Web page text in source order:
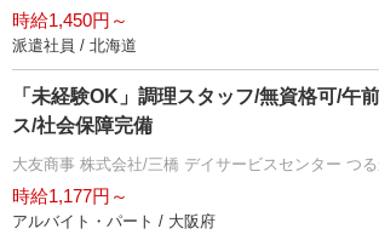
時給1,450円～
派遣社員 / 北海道
「未経験OK」調理スタッフ/無資格可/午
ス/社会保障完備
大友商事 株式会社/三橋 デイサービスセンター つ
時給1,177円～
アルバイト・パート / 大阪府